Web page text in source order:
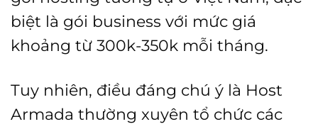
biệt là gói business với mức giá
khoảng từ 300k-350k mỗi tháng.
Tuy nhiên, điều đáng chú ý là Host
Armada thường xuyên tổ chức các